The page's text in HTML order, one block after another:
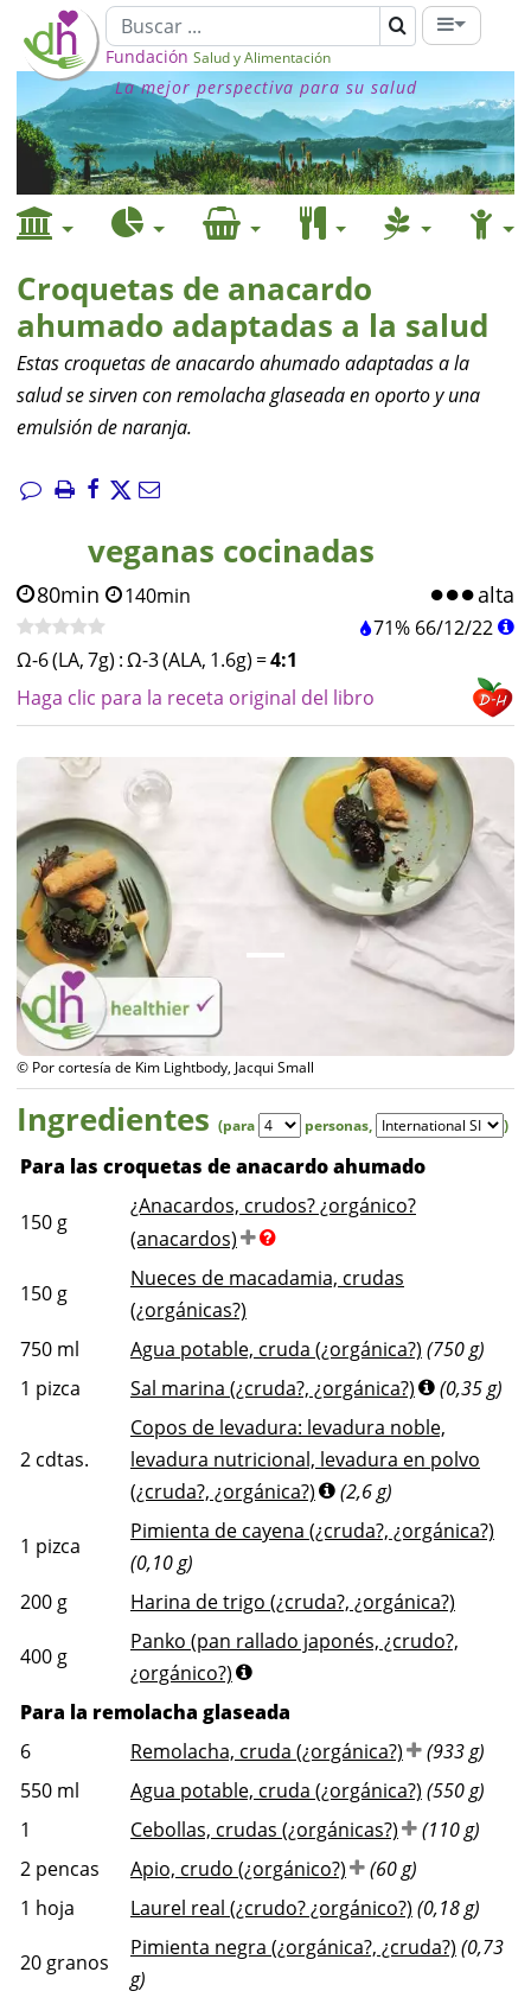
Fundación Salud y Alimentación
La mejor perspectiva para su salud
Croquetas de anacardo
ahumado adaptadas a la salud
Estas croquetas de anacardo ahumado adaptadas a la
salud se sirven con remolacha glaseada en oporto y una
emulsión de naranja.
veganas cocinadas
80min 140min alta
71% 66/12/22
Ω-6 (LA, 7g) :Ω-3 (ALA, 1.6g) =4:1
Haga clic para la receta original del libro
© Por cortesía de Kim Lightbody, Jacqui Small
Ingredientes (para personas, )
Para las croquetas de anacardo ahumado
150 g
¿Anacardos, crudos? ¿orgánico?
(anacardos)
150 g
Nueces de macadamia, crudas
(¿orgánicas?)
750 ml Agua potable, cruda (¿orgánica?) (750 g)
1 pizca Sal marina (¿cruda?, ¿orgánica?) (0,35 g)
2 cdtas.
Copos de levadura: levadura noble,
levadura nutricional, levadura en polvo
(¿cruda?, ¿orgánica?)
(2,6 g)
1 pizca
Pimienta de cayena (¿cruda?, ¿orgánica?)
(0,10 g)
200 g Harina de trigo (¿cruda?, ¿orgánica?)
400 g
Panko (pan rallado japonés, ¿crudo?,
¿orgánico?)
Para la remolacha glaseada
6
Remolacha, cruda (¿orgánica?)
(933 g)
550 ml Agua potable, cruda (¿orgánica?) (550 g)
1
Cebollas, crudas (¿orgánicas?)
(110 g)
2 pencas Apio, crudo (¿orgánico?)
(60 g)
1 hoja Laurel real (¿crudo? ¿orgánico?) (0,18 g)
20 granos
Pimienta negra (¿orgánica?, ¿cruda?) (0,73
g)